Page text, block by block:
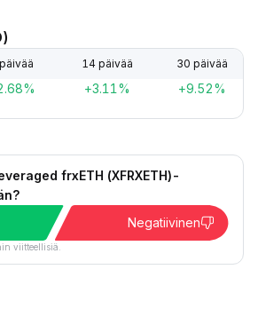
14 päivää 30 päivää
+3.11% +9.52%
frxETH (XFRXETH)-
Negatiivinen
viitteellisiä.